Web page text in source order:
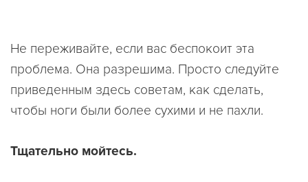
Не переживайте, если вас беспокоит эта
проблема. Она разрешима. Просто следуйте
приведенным здесь советам, как сделать,
чтобы ноги были более сухими и не пахли.
Тщательно мойтесь.